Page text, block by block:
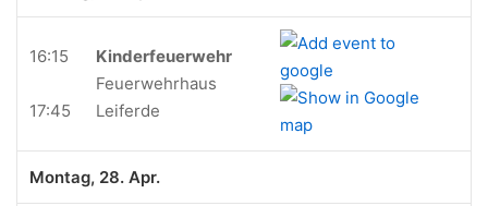
16:15
17:45
Kinderfeuerwehr
Feuerwehrhaus
Leiferde
Montag, 28. Apr.